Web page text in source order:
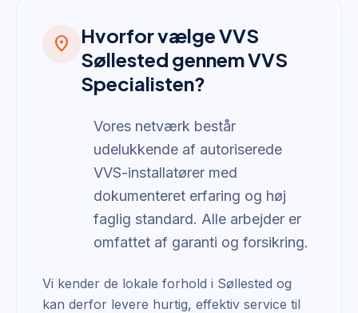
location_on
Hvorfor vælge VVS
Søllested gennem VVS
Specialisten?
Vores netværk består
udelukkende af autoriserede
VVS-installatører med
dokumenteret erfaring og høj
faglig standard. Alle arbejder er
omfattet af garanti og forsikring.
Vi kender de lokale forhold i Søllested og
kan derfor levere hurtig, effektiv service til